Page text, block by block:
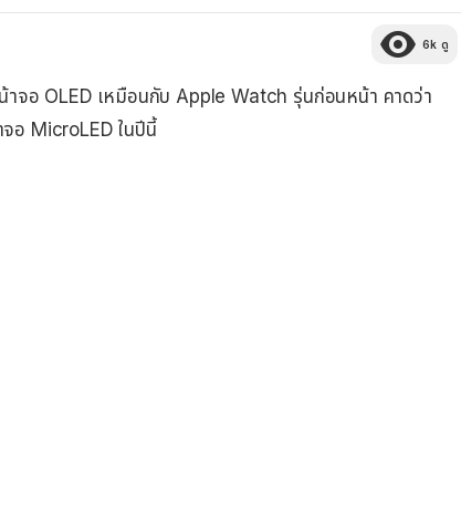
6k ดู
จอ OLED เหมือนกับ Apple Watch รุ่นก่อนหน้า คาดว่า
อ MicroLED ในปีนี้